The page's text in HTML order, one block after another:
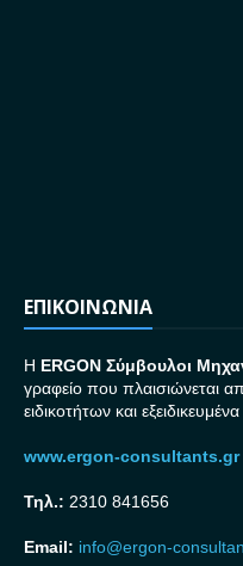
ΕΠΙΚΟΙΝΩΝΙΑ
H ERGON Σύμβουλοι
γραφείο που πλαισιώνεται
ειδικοτήτων και
www.ergon-consultants.gr
Τηλ.: 2310 841656
Email: info@ergon-